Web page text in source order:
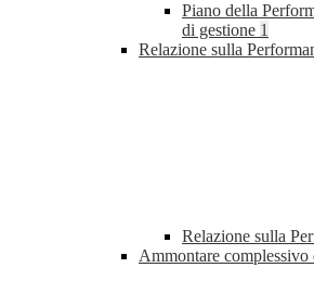
Piano della
di gestione 1
Relazione sulla
Relazione sulla
Ammontare complessivo